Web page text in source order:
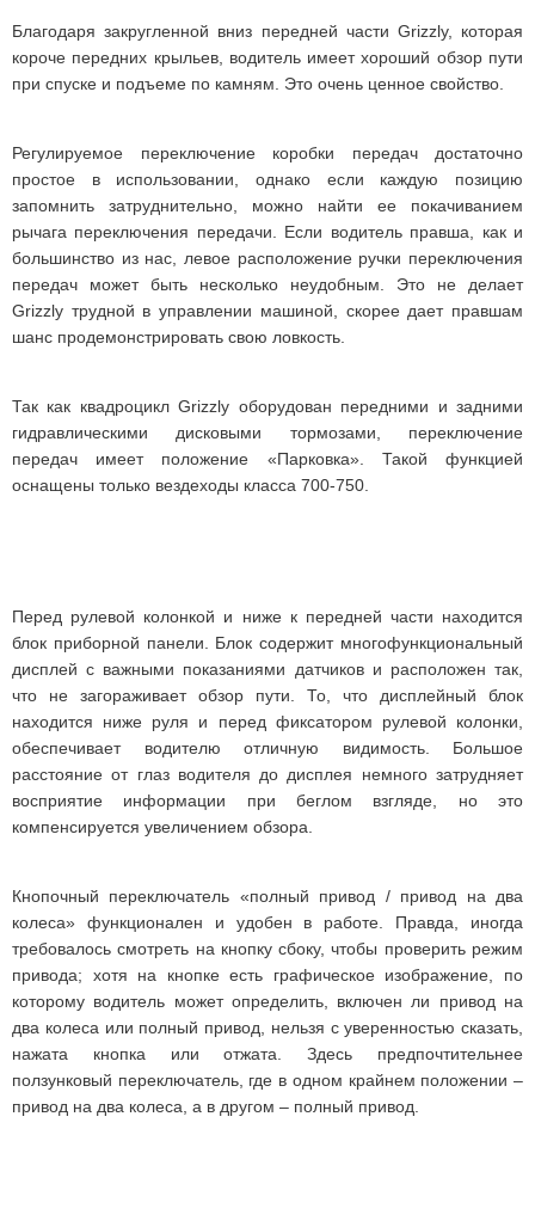
Благодаря закругленной вниз передней части Grizzly, которая
короче передних крыльев, водитель имеет хороший обзор пути
при спуске и подъеме по камням. Это очень ценное свойство.
Регулируемое переключение коробки передач достаточно
простое в использовании, однако если каждую позицию
запомнить затруднительно, можно найти ее покачиванием
рычага переключения передачи. Если водитель правша, как и
большинство из нас, левое расположение ручки переключения
передач может быть несколько неудобным. Это не делает
Grizzly трудной в управлении машиной, скорее дает правшам
шанс продемонстрировать свою ловкость.
Так как квадроцикл Grizzly оборудован передними и задними
гидравлическими дисковыми тормозами, переключение
передач имеет положение «Парковка». Такой функцией
оснащены только вездеходы класса 700-750.
Перед рулевой колонкой и ниже к передней части находится
блок приборной панели. Блок содержит многофункциональный
дисплей с важными показаниями датчиков и расположен так,
что не загораживает обзор пути. То, что дисплейный блок
находится ниже руля и перед фиксатором рулевой колонки,
обеспечивает водителю отличную видимость. Большое
расстояние от глаз водителя до дисплея немного затрудняет
восприятие информации при беглом взгляде, но это
компенсируется увеличением обзора.
Кнопочный переключатель «полный привод / привод на два
колеса» функционален и удобен в работе. Правда, иногда
требовалось смотреть на кнопку сбоку, чтобы проверить режим
привода; хотя на кнопке есть графическое изображение, по
которому водитель может определить, включен ли привод на
два колеса или полный привод, нельзя с уверенностью сказать,
нажата кнопка или отжата. Здесь предпочтительнее
ползунковый переключатель, где в одном крайнем положении –
привод на два колеса, а в другом – полный привод.